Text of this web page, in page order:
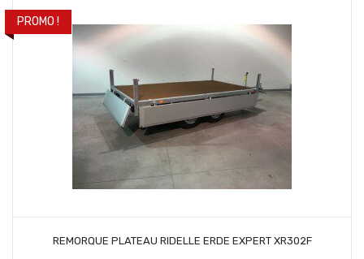
PROMO !
REMORQUE PLATEAU RIDELLE ERDE EXPERT XR302F